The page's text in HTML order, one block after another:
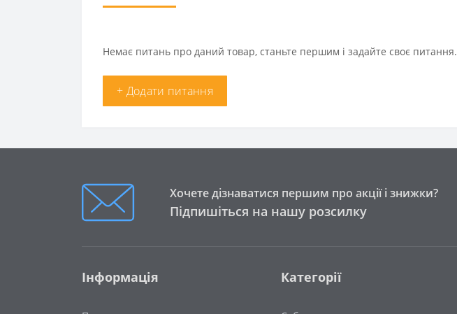
Немає питань про даний товар, станьте першим і задайте своє питання.
+ Додати питання
Хочете дізнаватися першим про акції і знижки?
Підпишіться на нашу розсилку
Інформація Категорії